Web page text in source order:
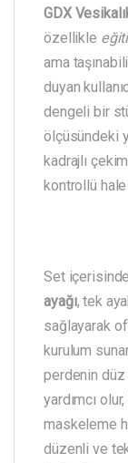
GDX
özellikle
ama
duyan
dengeli bir
ölçüsündeki
kadrajlı
kontrollü
Set
ayağı, tek
sağlayarak
kurulum
perdenin düz
yardımcı
maskeleme
düzenli ve